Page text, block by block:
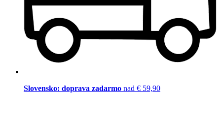
Slovensko: doprava zadarmo nad € 59,90